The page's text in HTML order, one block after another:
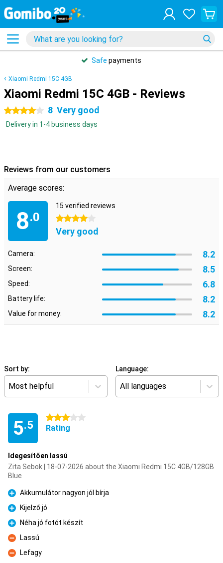
Safe payments
Xiaomi Redmi 15C 4GB
Xiaomi Redmi 15C 4GB - Reviews
4 stars 8 Very good
Delivery in 1-4 business days
Reviews from our customers
Average scores:
8.0
15 verified reviews
4 stars
Very good
Camera: 8.2
Screen: 8.5
Speed: 6.8
Battery life: 8.2
Value for money: 8.2
Sort by:
Most helpful
Language:
All languages
5.5
3 stars
Rating
Idegesítően lassú
Zita Sebok | 18-07-2026 about the Xiaomi Redmi 15C 4GB/128GB
Blue
Pro
Akkumulátor nagyon jól bírja
Pro
Kijelző jó
Pro
Néha jó fotót készít
Con
Lassú
Con
Lefagy